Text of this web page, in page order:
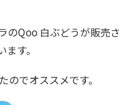
のQoo 白ぶどうが販売さ
す。
のでオススメです。